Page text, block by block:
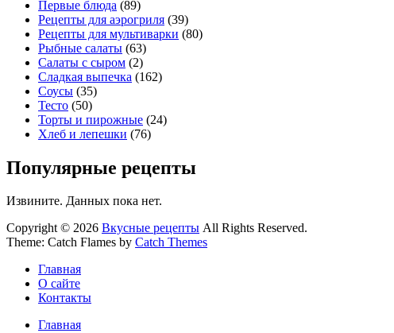
Первые блюда (89)
Рецепты для аэрогриля (39)
Рецепты для мультиварки (80)
Рыбные салаты (63)
Салаты с сыром (2)
Сладкая выпечка (162)
Соусы (35)
Тесто (50)
Торты и пирожные (24)
Хлеб и лепешки (76)
Популярные рецепты
Извините. Данных пока нет.
Copyright © 2026 Вкусные рецепты All Rights Reserved.
Theme: Catch Flames by Catch Themes
Главная
О сайте
Контакты
Главная